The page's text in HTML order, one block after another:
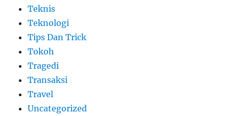
Teknis
Teknologi
Tips Dan Trick
Tokoh
Tragedi
Transaksi
Travel
Uncategorized